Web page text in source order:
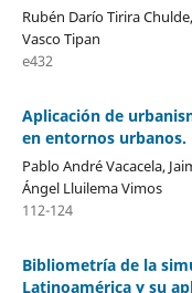
Rubén Darío Tirira
Vasco Tipan
e432
Aplicación de
en entornos urbanos.
Pablo André Vacacela,
Ángel Lluilema Vimos
112-124
Bibliometría de la
Latinoamérica y su